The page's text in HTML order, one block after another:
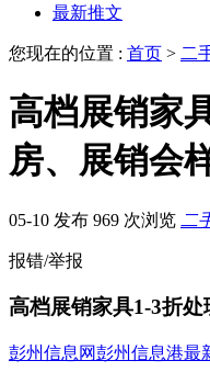
最新推文
您现在的位置 : 首页 > 二
高档展销家
房、展销会
05-10 发布 969 次浏览 二
报错/举报
高档展销家具1-3折
彭州信息网彭州信息港最